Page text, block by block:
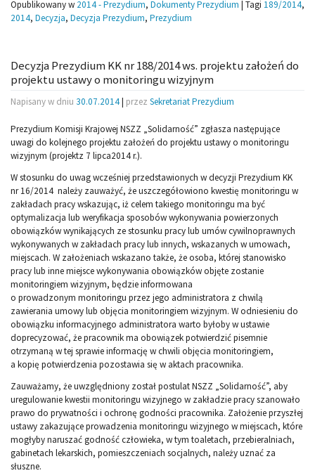
Opublikowany w 2014 - Prezydium, Dokumenty Prezydium | Tagi 189/2014,
2014, Decyzja, Decyzja Prezydium, Prezydium
Decyzja Prezydium KK nr 188/2014 ws. projektu założeń do
projektu ustawy o monitoringu wizyjnym
Napisany w dniu 30.07.2014| przez Sekretariat Prezydium
Prezydium Komisji Krajowej NSZZ „Solidarność” zgłasza następujące
uwagi do kolejnego projektu założeń do projektu ustawy o monitoringu
wizyjnym (projektz 7 lipca2014 r.).
W stosunku do uwag wcześniej przedstawionych w decyzji Prezydium KK
nr 16/2014 należy zauważyć, że uszczegółowiono kwestię monitoringu w
zakładach pracy wskazując, iż celem takiego monitoringu ma być
optymalizacja lub weryfikacja sposobów wykonywania powierzonych
obowiązków wynikających ze stosunku pracy lub umów cywilnoprawnych
wykonywanych w zakładach pracy lub innych, wskazanych w umowach,
miejscach. W założeniach wskazano także, że osoba, której stanowisko
pracy lub inne miejsce wykonywania obowiązków objęte zostanie
monitoringiem wizyjnym, będzie informowana
o prowadzonym monitoringu przez jego administratora z chwilą
zawierania umowy lub objęcia monitoringiem wizyjnym. W odniesieniu do
obowiązku informacyjnego administratora warto byłoby w ustawie
doprecyzować, że pracownik ma obowiązek potwierdzić pisemnie
otrzymaną w tej sprawie informację w chwili objęcia monitoringiem,
a kopię potwierdzenia pozostawia się w aktach pracownika.
Zauważamy, że uwzględniony został postulat NSZZ „Solidarność”, aby
uregulowanie kwestii monitoringu wizyjnego w zakładzie pracy szanowało
prawo do prywatności i ochronę godności pracownika. Założenie przyszłej
ustawy zakazujące prowadzenia monitoringu wizyjnego w miejscach, które
mogłyby naruszać godność człowieka, w tym toaletach, przebieralniach,
gabinetach lekarskich, pomieszczeniach socjalnych, należy uznać za
słuszne.